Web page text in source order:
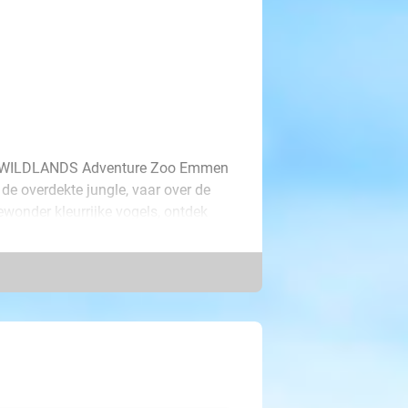
Adventure Zoo Emmen
overdekte jungle, vaar over de
kleurrijke vogels, ontdek
giraffen, zebra’s en de
XL-speelparadijs Animazia en